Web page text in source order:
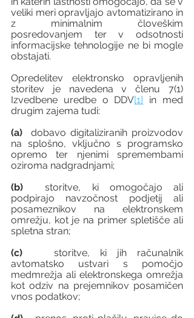
veliki meri opravljajo avtomatizirano in
z minimalnim človeškim
posredovanjem ter v odsotnosti
informacijske tehnologije ne bi mogle
obstajati.
Opredelitev elektronsko opravljenih
storitev je navedena v členu 7(1)
Izvedbene uredbe o DDV[1] in med
drugim zajema tudi:
(a)
  dobavo digitaliziranih proizvodov
na splošno, vključno s programsko
opremo ter njenimi spremembami
oziroma nadgradnjami;
(b)
  storitve, ki omogočajo ali
podpirajo navzočnost podjetij ali
posameznikov na elektronskem
omrežju, kot je na primer spletišče ali
spletna stran;
(c)
   storitve, ki jih računalnik
avtomatsko ustvari s pomočjo
medmrežja ali elektronskega omrežja
kot odziv na prejemnikov posamičen
vnos podatkov;